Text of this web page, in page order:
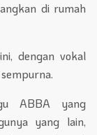
di rumah
dengan vokal
ABBA yang
yang lain,